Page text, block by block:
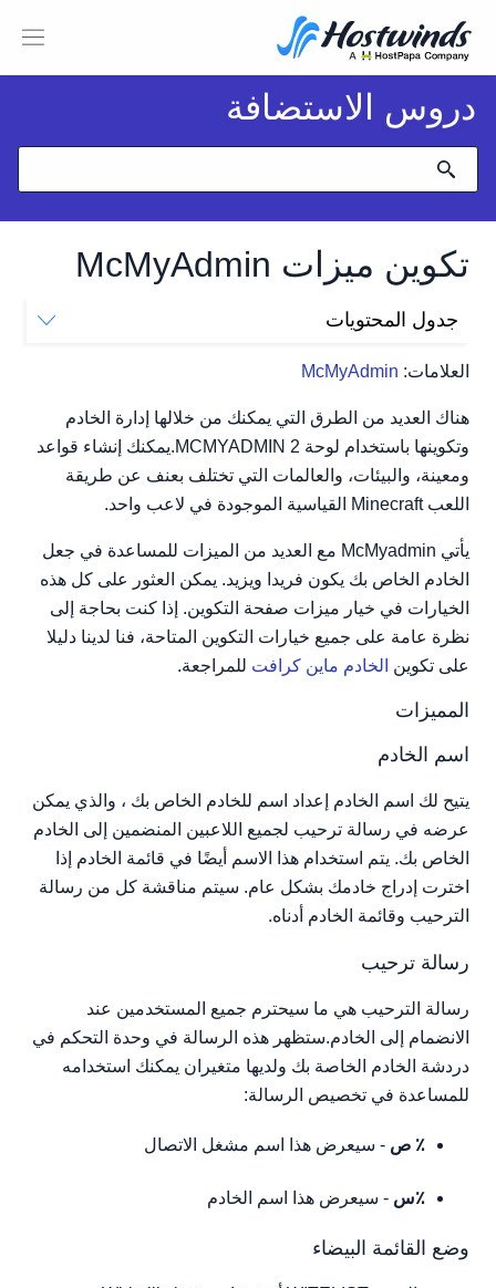
دروس الاستضافة
تكوين ميزات McMyAdmin
العلامات: McMyAdmin
جدول المحتويات
اسم الخادم
رسالة ترحيب
وضع القائمة البيضاء
مجموعة القائمة البيضاء
تفعيل وضع الخادم للنوم
تمكين صورة الحالة والقطعة
إظهار كعام في قائمة الخادم
وضع تصدير الأذونات
وضع تجاوز النسخ الاحتياطي
إخطارات اللاعب
رسالة القائمة البيضاء
إظهار أخطاء رفض الوصول
عرض تحذير أثناء World Save
أعلن عن تغييرات المجموعة
هناك العديد من الطرق التي يمكنك من خلالها إدارة الخادم
وتكوينها باستخدام لوحة MCMYADMIN 2.يمكنك إنشاء قواعد
ومعينة، والبيئات، والعالمات التي تختلف بعنف عن طريقة
اللعب Minecraft القياسية الموجودة في لاعب واحد.
يأتي McMyadmin مع العديد من الميزات للمساعدة في جعل
الخادم الخاص بك يكون فريدا ويزيد. يمكن العثور على كل هذه
الخيارات في خيار ميزات صفحة التكوين. إذا كنت بحاجة إلى
نظرة عامة على جميع خيارات التكوين المتاحة، فنا لدينا دليلا
على تكوين الخادم ماين كرافت للمراجعة.
المميزات
اسم الخادم
يتيح لك اسم الخادم إعداد اسم للخادم الخاص بك ، والذي يمكن
عرضه في رسالة ترحيب لجميع اللاعبين المنضمين إلى الخادم
الخاص بك. يتم استخدام هذا الاسم أيضًا في قائمة الخادم إذا
اخترت إدراج خادمك بشكل عام. سيتم مناقشة كل من رسالة
الترحيب وقائمة الخادم أدناه.
رسالة ترحيب
رسالة الترحيب هي ما سيحترم جميع المستخدمين عند
الانضمام إلى الخادم.ستظهر هذه الرسالة في وحدة التحكم في
دردشة الخادم الخاصة بك ولديها متغيران يمكنك استخدامه
للمساعدة في تخصيص الرسالة:
٪ ص - سيعرض هذا اسم مشغل الاتصال
٪س - سيعرض هذا اسم الخادم
وضع القائمة البيضاء